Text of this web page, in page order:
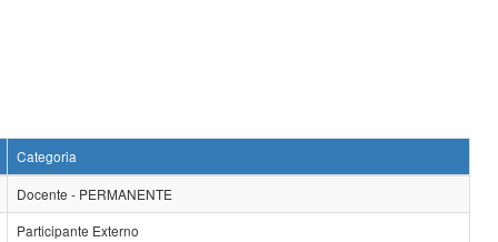
Categoria
Docente - PERMANENTE
Participante Externo